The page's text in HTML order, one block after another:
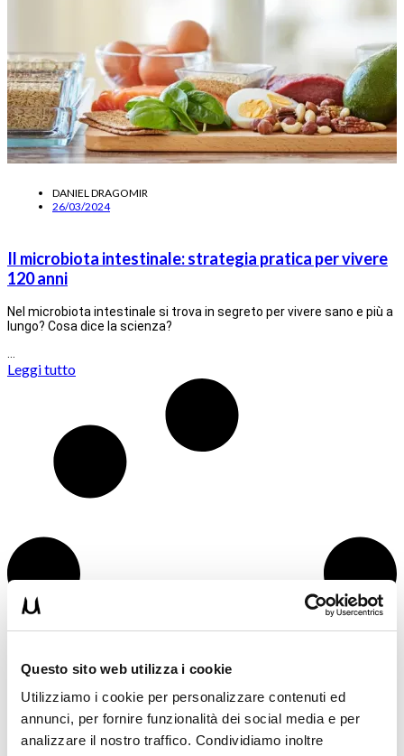
Questo sito web utilizza i cookie
Utilizziamo i cookie per personalizzare contenuti ed
annunci, per fornire funzionalità dei social media e per
analizzare il nostro traffico. Condividiamo inoltre
DANIEL DRAGOMIR
26/03/2024
Il microbiota intestinale: strategia pratica per vivere
120 anni
Nel microbiota intestinale si trova in segreto per vivere sano e più a
lungo? Cosa dice la scienza?
Leggi tutto